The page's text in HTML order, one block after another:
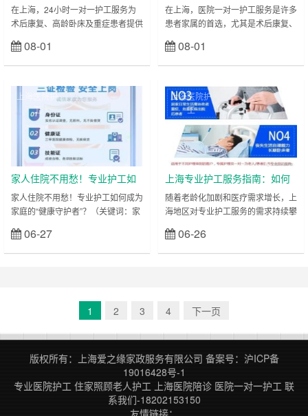
格指南（2025年最新）
在上海，24小时一对一护工服务为
术后康复、高龄卧床及重症患者提供
医院级别和服务内容而异。以下是当
前市场行情及实用建议： 一、24小
房：260–350元/天（含基础生活照
料、体位调整、喂药等） 重症/术后
监护：320–450元/天（含翻身扣
背、管路护理、康复训练等） 分级
定价示例： 护理类型 价格（元/天）
服务内……
08-01
（2025年最新）
在上海，医院一对一护工服务是许多
患者家属的首选，尤其是术后康复、
价格因医院等级、护理难度和服务时
长不同而有所差异。以下是2025年
择建议。 一、上海医院一对一护工
收费标准 三甲医院护工价格 基础费
用：260-350元/天（24小时陪护）
分级收费（部分医院按护理难度调
整）： 轻度护理（可部分自理）：
260-300元/天 中……
08-01
上海医院护
工
家人住院不用愁！专业护工如
何成为家庭的“健康守护者”？
家人住院不用愁！专业护工如何成为
家庭的“健康守护者”？（关键词：家
守护、上海） 当家人因病住院，许
多家庭面临护理难题：既要兼顾工作
他们用专业与贴心服务，为患者康复
护航，也让家属重拾生活节奏。本文
将从家庭支持的角度，解析护工服务
队，……
06-27
上海医院护
工
上海专业护工服务指南：如何
选择优质护工公司？爱之缘家
政护工18202153150排名前
列！
随着老龄化加剧和医疗需求增长，上
海地区对专业护工服务的需求持续攀
术后康复，一对一护工已成为众多家
庭的迫切需求。但面对市场上参差不
一的专业护工公司——爱之缘家政护
升患者护理质量！ 一、上海护工服
在上海……
06-26
1 2 3 4 下一页
版权所有：上海爱之缘家政服务有限公司 备案号： 沪ICP备
19016428号-1
专业医院护工 住家照顾老人护工 上海医院陪诊 医院一对一护工 联
系我们-18202153150